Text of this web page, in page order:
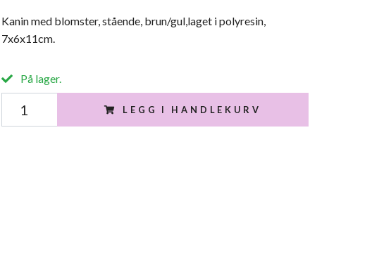
Kanin med blomster, stående, brun/gul,laget i polyresin,
7x6x11cm.
På lager.
LEGG I HANDLEKURV